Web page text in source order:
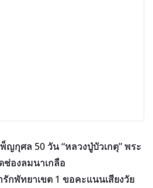
กุศล 50 วัน “หลวงปู่บัวเกตุ” พระ
ช่องลมนาเกลือ
รักพัทยาเขต 1 ขอคะแนนเสียงวัย